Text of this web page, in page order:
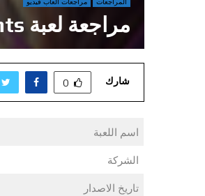
مراجعة لعبة Fallen Legion : Revenants
شارك 0
اسم اللعبة
الشركة
تاريخ الاصدار